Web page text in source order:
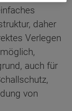
daher
Verlegen
auch für
von